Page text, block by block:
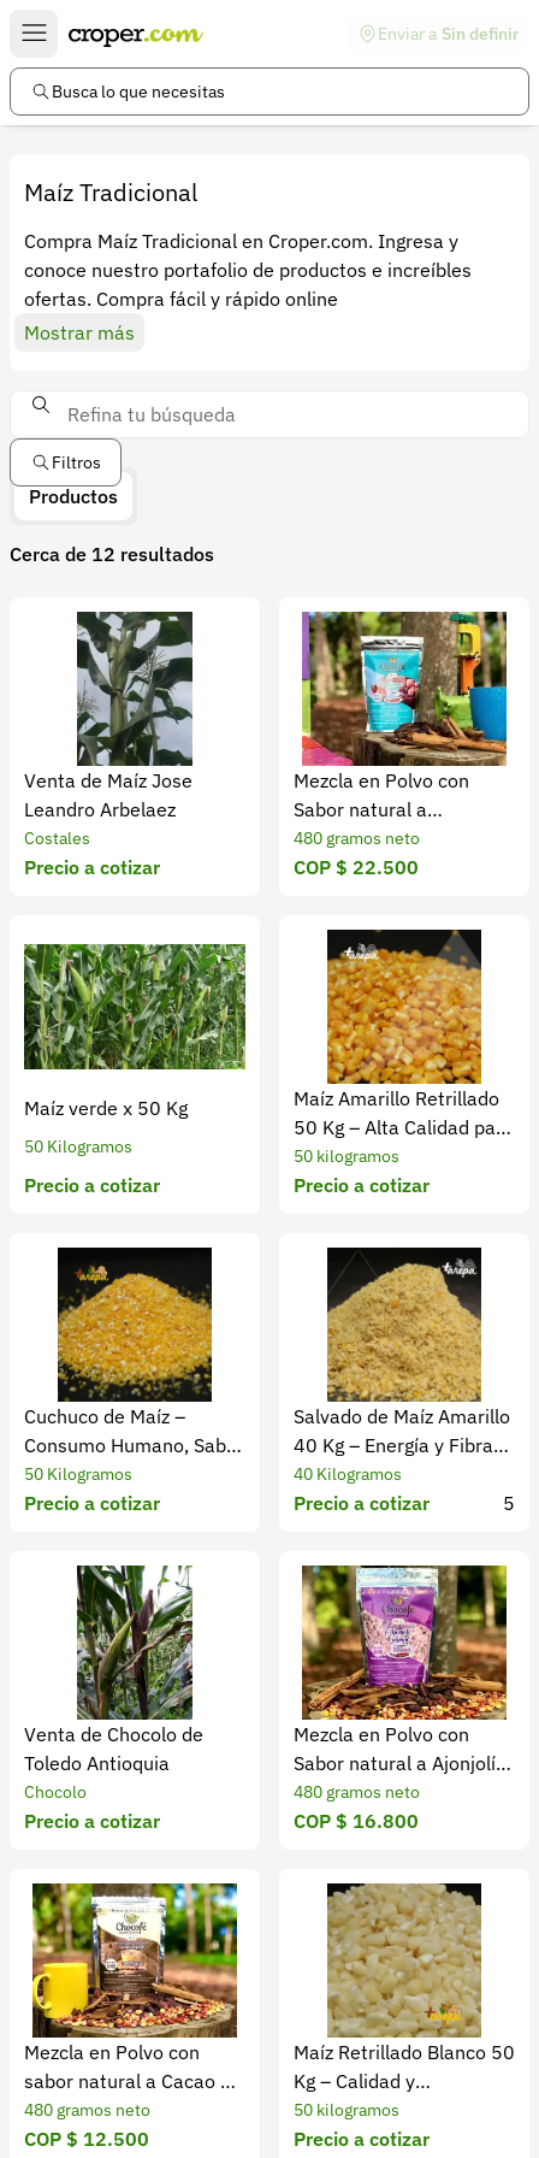
Enviar a Sin definir
Busca lo que necesitas
Maíz Tradicional
Compra Maíz Tradicional en Croper.com. Ingresa y
conoce nuestro portafolio de productos e increíbles
ofertas. Compra fácil y rápido online
Mostrar más
Filtros
Productos
Cerca de 12 resultados
Venta de Maíz Jose
Leandro Arbelaez
Costales
Precio a cotizar
Mezcla en Polvo con
Sabor natural a
Almendras X 480 Gr
480 gramos neto
COP $ 22.500
Maíz verde x 50 Kg
50 Kilogramos
Precio a cotizar
Maíz Amarillo Retrillado
50 Kg – Alta Calidad para
Ganado
50 kilogramos
Precio a cotizar
Cuchuco de Maíz –
Consumo Humano, Sabor
y Calidad
50 Kilogramos
Precio a cotizar
Salvado de Maíz Amarillo
40 Kg – Energía y Fibra
para Ganado
40 Kilogramos
Precio a cotizar 5
Venta de Chocolo de
Toledo Antioquia
Chocolo
Precio a cotizar
Mezcla en Polvo con
Sabor natural a Ajonjolí X
480 Gr
480 gramos neto
COP $ 16.800
Mezcla en Polvo con
sabor natural a Cacao X
480 Gr
480 gramos neto
COP $ 12.500
Maíz Retrillado Blanco 50
Kg – Calidad y
Rendimiento Garantizado
50 kilogramos
Precio a cotizar
Enlaces de interés
Preguntas frecuentes
Ayuda
Términos y condiciones
Política de devoluciones
Cuenta
Iniciar sesión
Registrarse
Recuperar contraseña
Soporte
+57 323 2931928
contacto@croper.com